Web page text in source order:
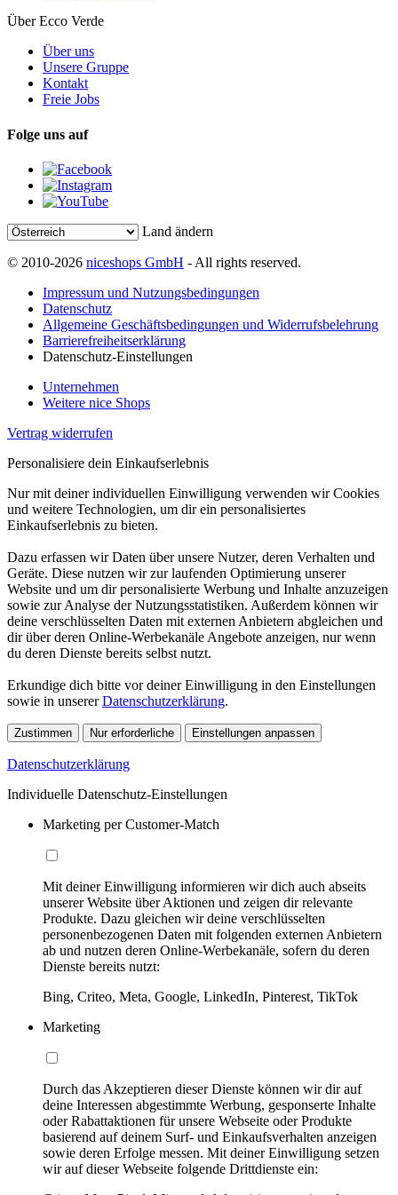
Über Ecco Verde
Über uns
Unsere Gruppe
Kontakt
Freie Jobs
Folge uns auf
Land ändern
© 2010-2026 niceshops GmbH - All rights reserved.
Impressum und Nutzungsbedingungen
Datenschutz
Allgemeine Geschäftsbedingungen und Widerrufsbelehrung
Barrierefreiheitserklärung
Datenschutz-Einstellungen
Unternehmen
Weitere nice Shops
Vertrag widerrufen
Personalisiere dein Einkaufserlebnis
Nur mit deiner individuellen Einwilligung verwenden wir Cookies
und weitere Technologien, um dir ein personalisiertes
Einkaufserlebnis zu bieten.
Dazu erfassen wir Daten über unsere Nutzer, deren Verhalten und
Geräte. Diese nutzen wir zur laufenden Optimierung unserer
Website und um dir personalisierte Werbung und Inhalte anzuzeigen
sowie zur Analyse der Nutzungsstatistiken. Außerdem können wir
deine verschlüsselten Daten mit externen Anbietern abgleichen und
dir über deren Online-Werbekanäle Angebote anzeigen, nur wenn
du deren Dienste bereits selbst nutzt.
Erkundige dich bitte vor deiner Einwilligung in den Einstellungen
sowie in unsererDatenschutzerklärung.
Zustimmen Nur erforderliche Einstellungen anpassen
Datenschutzerklärung
Individuelle Datenschutz-Einstellungen
Marketing per Customer-Match
Mit deiner Einwilligung informieren wir dich auch abseits
unserer Website über Aktionen und zeigen dir relevante
Produkte. Dazu gleichen wir deine verschlüsselten
personenbezogenen Daten mit folgenden externen Anbietern
ab und nutzen deren Online-Werbekanäle, sofern du deren
Dienste bereits nutzt:
Bing, Criteo, Meta, Google, LinkedIn, Pinterest, TikTok
Marketing
Durch das Akzeptieren dieser Dienste können wir dir auf
deine Interessen abgestimmte Werbung, gesponserte Inhalte
oder Rabattaktionen für unsere Webseite oder Produkte
basierend auf deinem Surf- und Einkaufsverhalten anzeigen
sowie deren Erfolge messen. Mit deiner Einwilligung setzen
wir auf dieser Webseite folgende Drittdienste ein: